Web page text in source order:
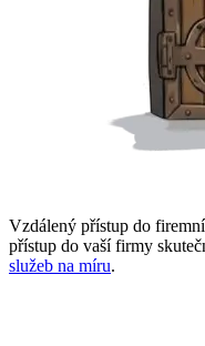
Vzdálený přístup do
přístup do vaší firmy
služeb na míru.